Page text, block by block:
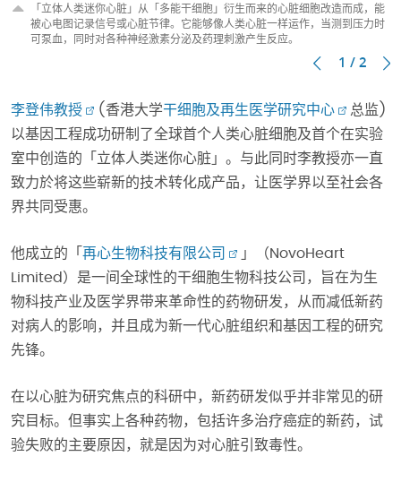
「立体人类迷你心脏」从「多能干细胞」衍生而来的心脏细胞改造而成，能
被心电图记录信号或心脏节律。它能够像人类心脏一样运作，当测到压力时
可泵血，同时对各种神经激素分泌及药理刺激产生反应。
1 / 2
李登伟教授 (香港大学干细胞及再生医学研究中心
总监)
以基因工程成功研制了全球首个人类心脏细胞及首个在实验
室中创造的「立体人类迷你心脏」。与此同时李教授亦一直
致力於将这些崭新的技术转化成产品，让医学界以至社会各
界共同受惠。
他成立的「 再心生物科技有限公司
」（NovoHeart
Limited）是一间全球性的干细胞生物科技公司，旨在为生
物科技产业及医学界带来革命性的药物研发，从而减低新药
对病人的影响，并且成为新一代心脏组织和基因工程的研究
先锋。
在以心脏为研究焦点的科研中，新药研发似乎并非常见的研
究目标。但事实上各种药物，包括许多治疗癌症的新药，试
验失败的主要原因，就是因为对心脏引致毒性。